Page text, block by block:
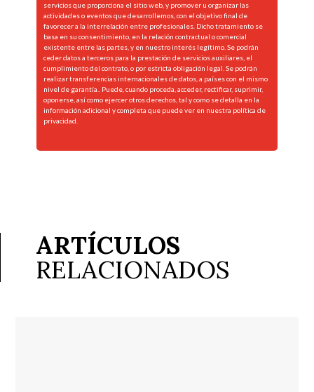
servicios que proporciona el sitio web, y promover u organizar las
actividades o eventos que desarrollemos, con el objetivo final de
favorecer a la interrelación entre profesionales. Dicho tratamiento se
basa en su consentimiento, en la relación contractual o comercial
existente entre las partes, y en nuestro interés legítimo. Se podrán
ceder datos a terceros para la prestación de servicios auxiliares, el
cumplimiento del contrato, o por estricta obligación legal. Se podrán
realizar transferencias internacionales de datos, a países con el mismo
nivel de garantía.. Puede, cuando proceda, acceder, rectificar, suprimir,
oponerse, así como ejercer otros derechos, tal y como se detalla en la
información adicional y completa que puede ver en nuestra política de
privacidad.
ARTÍCULOS
RELACIONADOS